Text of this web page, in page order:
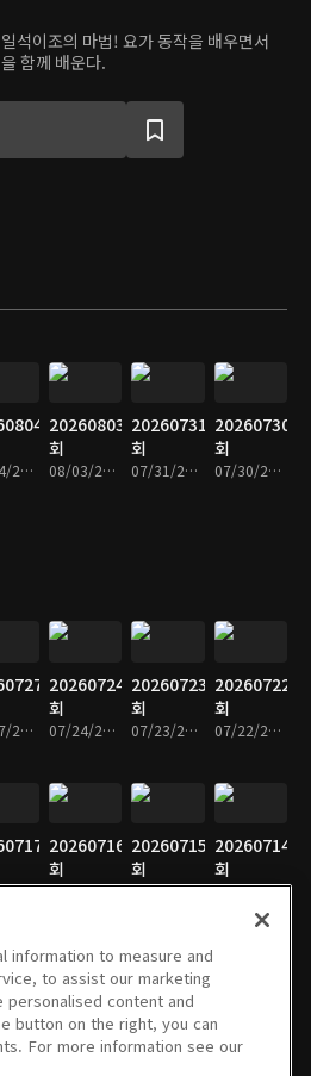
석이조의 마법! 요가 동작을 배우면서
함께 배운다.
08/04/2026 • 8분
20260803
회
08/03/2026 • 9분
20260731
회
07/31/2026 • 9분
20260730
회
07/30/2026 • 9분
07/27/2026 • 10분
20260724
회
07/24/2026 • 10분
20260723
회
07/23/2026 • 9분
20260722
회
07/22/2026 • 9분
07/17/2026 • 9분
20260716
회
07/16/2026 • 10분
20260715
회
07/15/2026 • 10분
20260714
회
07/14/2026 • 10분
07/09/2026 • 10분
20260708
회
07/08/2026 • 11분
20260707
회
07/07/2026 • 10분
회
information to measure and
to assist our marketing
personalised content and
button on the right, you can
For more information see our